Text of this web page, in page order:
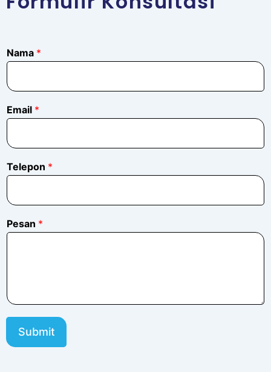
Nama *
Email *
Telepon *
*
*
Pesan *
Submit